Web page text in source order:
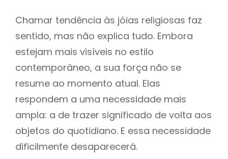
Chamar tendência às jóias religiosas faz
sentido, mas não explica tudo. Embora
estejam mais visíveis no estilo
contemporâneo, a sua força não se
resume ao momento atual. Elas
respondem a uma necessidade mais
ampla: a de trazer significado de volta aos
objetos do quotidiano. E essa necessidade
dificilmente desaparecerá.